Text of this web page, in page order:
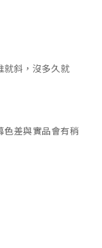
斜，沒多久就
差與實品會有稍